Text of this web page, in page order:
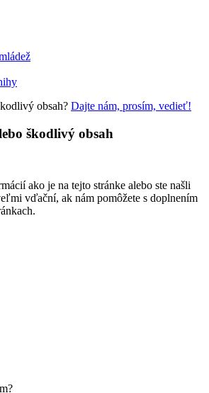
obsah? Dajte nám, prosím, vedieť!
škodlivý obsah
ako je na tejto stránke alebo ste našli
vďační, ak nám pomôžete s doplnením